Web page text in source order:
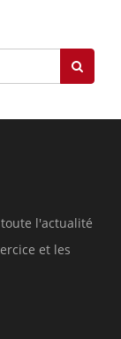
l'actualité
et les